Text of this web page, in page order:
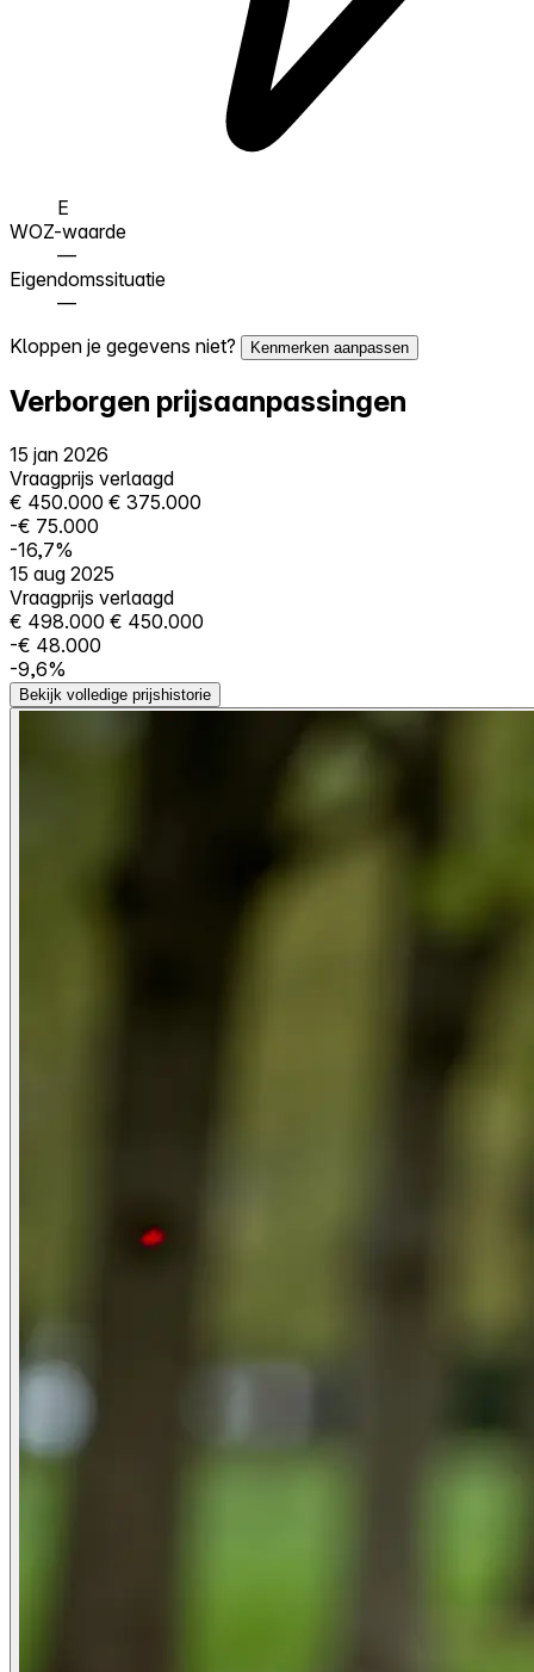
E
WOZ-waarde
—
Eigendomssituatie
—
Kloppen je gegevens niet?
Kenmerken aanpassen
Verborgen prijsaanpassingen
15 jan 2026
Vraagprijs verlaagd
€ 450.000 € 375.000
-€ 75.000
-16,7%
15 aug 2025
Vraagprijs verlaagd
€ 498.000 € 450.000
-€ 48.000
-9,6%
Bekijk volledige prijshistorie